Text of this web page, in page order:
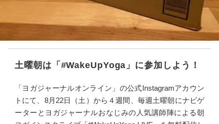
土曜朝は「#WakeUpYoga」に参加しよう！
「ヨガジャーナルオンライン」の公式Instagramアカウン
トにて、8月22日（土）から４週間、毎週土曜朝にナビゲ
ーターとヨガジャーナルおなじみの人気講師陣による朝